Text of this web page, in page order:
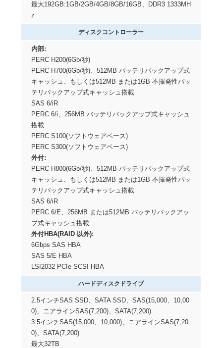
最大192GB:1GB/2GB/4GB/8GB/16GB、DDR3 1333MH
z
ディスクコントローラー
内部:
PERC H200(6Gb/秒)
PERC H700(6Gb/秒)、512MB バッテリバックアップ式
キャッシュ、もしくは512MB または1GB 不揮発性バッ
テリバックアップ式キャッシュ搭載
SAS 6/iR
PERC 6/i、256MB バッテリバックアップ式キャッシュ
搭載
PERC S100(ソフトウェアベース)
PERC S300(ソフトウェアベース)
外付:
PERC H800(6Gb/秒)、512MB バッテリバックアップ式
キャッシュ、もしくは512MB または1GB 不揮発性バッ
テリバックアップ式キャッシュ搭載
SAS 6/iR
PERC 6/E、256MB または512MB バッテリバックアッ
プ式キャッシュ搭載
外付HBA(RAID 以外):
6Gbps SAS HBA
SAS 5/E HBA
LSI2032 PCIe SCSI HBA
ハードディスクドライブ
2.5インチSAS SSD、SATA SSD、SAS(15,000、10,00
0)、ニアラインSAS(7,200)、SATA(7,200)
3.5インチSAS(15,000、10,000)、ニアラインSAS(7,20
0)、SATA(7,200)
最大32TB